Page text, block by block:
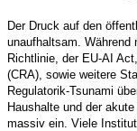
Der Druck auf den
unaufhaltsam. Während
Richtlinie, der EU-AI
(CRA), sowie weitere
Regulatorik-Tsunami
Haushalte und der
massiv ein. Viele